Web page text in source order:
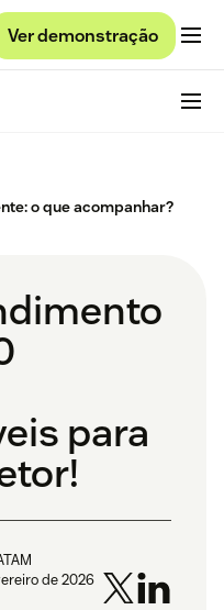
Ver demonstração
o que acompanhar?
para
de 2026